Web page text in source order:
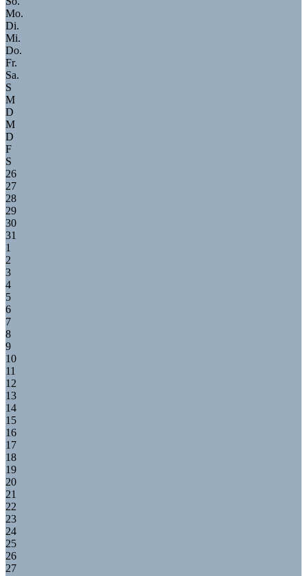
Mo.
Di.
Mi.
Do.
Fr.
Sa.
S
M
D
M
D
F
S
26
27
28
29
30
31
1
2
3
4
5
6
7
8
9
10
11
12
13
14
15
16
17
18
19
20
21
22
23
24
25
26
27